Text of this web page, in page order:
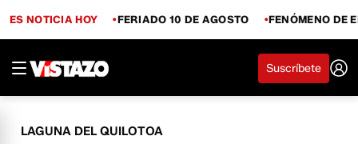
ES NOTICIA HOY FERIADO 10 DE AGOSTO FENÓMENO DE
Suscríbete
LAGUNA DEL QUILOTOA